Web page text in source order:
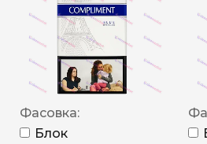
Фасовка:
Блок